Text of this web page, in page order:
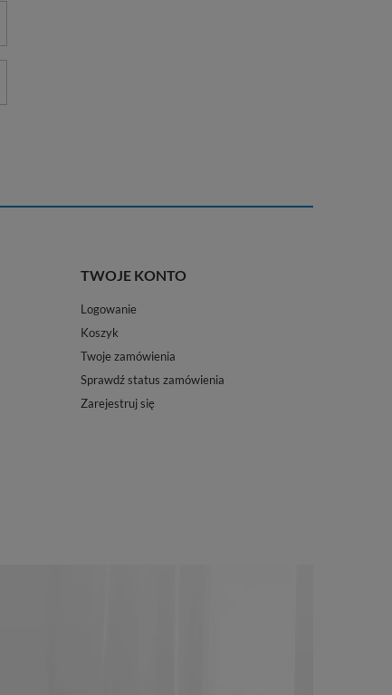
TWOJE KONTO
Logowanie
Koszyk
Twoje zamówienia
Sprawdź status zamówienia
Zarejestruj się